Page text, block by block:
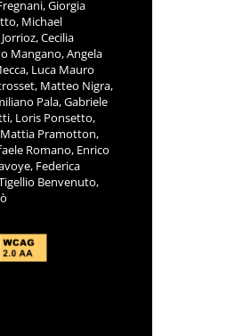
Giorgia
Michael
Cecilia
Mangano, Angela
Luca Mauro
Matteo Nigra,
Pala, Gabriele
Loris Ponsetto,
Pramotton,
Romano, Enrico
Federica
Benvenuto,